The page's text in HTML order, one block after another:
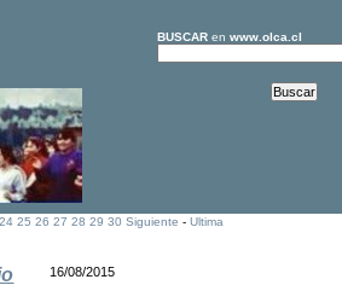
BUSCARen www.olca.cl
24 25 26 27 28 29 30 Siguiente - Ultima
16/08/2015